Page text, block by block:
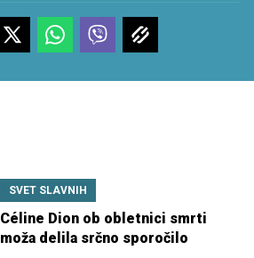
SVET SLAVNIH
Céline Dion ob obletnici smrti
moža delila srčno sporočilo